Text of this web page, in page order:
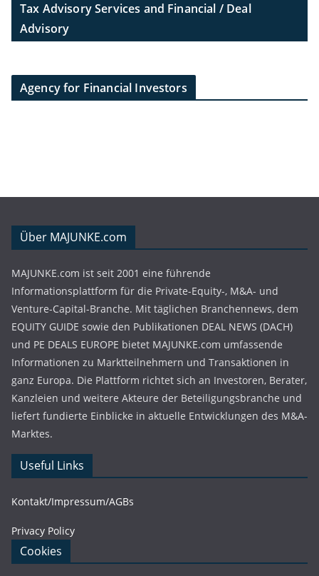
Tax Advisory Services and Financial / Deal
Advisory
Agency for Financial Investors
Über MAJUNKE.com
MAJUNKE.com ist seit 2001 eine führende
Informationsplattform für die Private-Equity-, M&A- und
Venture-Capital-Branche. Mit täglichen Branchennews, dem
EQUITY GUIDE sowie den Publikationen DEAL NEWS (DACH)
und PE DEALS EUROPE bietet MAJUNKE.com umfassende
Informationen zu Marktteilnehmern und Transaktionen in
ganz Europa. Die Plattform richtet sich an Investoren, Berater,
Kanzleien und weitere Akteure der Beteiligungsbranche und
liefert fundierte Einblicke in aktuelle Entwicklungen des M&A-
Marktes.
Useful Links
Kontakt/Impressum/AGBs
Privacy Policy
Cookies